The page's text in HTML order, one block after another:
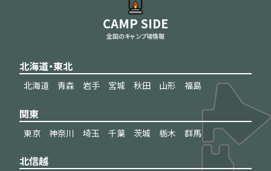
CAMP SIDE
全国のキャンプ場情報
北海道・東北
北海道 青森 岩手 宮城 秋田 山形 福島
関東
東京 神奈川 埼玉 千葉 茨城 栃木 群馬
北信越